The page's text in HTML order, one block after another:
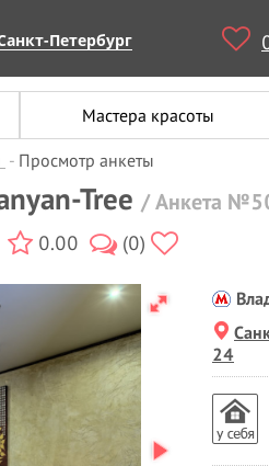
Петербург
Мастера красоты
Просмотр анкеты
Tree / Анкета
0.00 (0)
24